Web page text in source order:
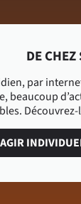
DE CHEZ
par
beaucoup
AGIR